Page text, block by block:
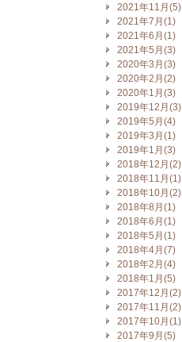
2021年11月(5)
2021年7月(1)
2021年6月(1)
2021年5月(3)
2020年3月(3)
2020年2月(2)
2020年1月(3)
2019年12月(3)
2019年5月(4)
2019年3月(1)
2019年1月(3)
2018年12月(2)
2018年11月(1)
2018年10月(2)
2018年8月(1)
2018年6月(1)
2018年5月(1)
2018年4月(7)
2018年2月(4)
2018年1月(5)
2017年12月(2)
2017年11月(2)
2017年10月(1)
2017年9月(5)